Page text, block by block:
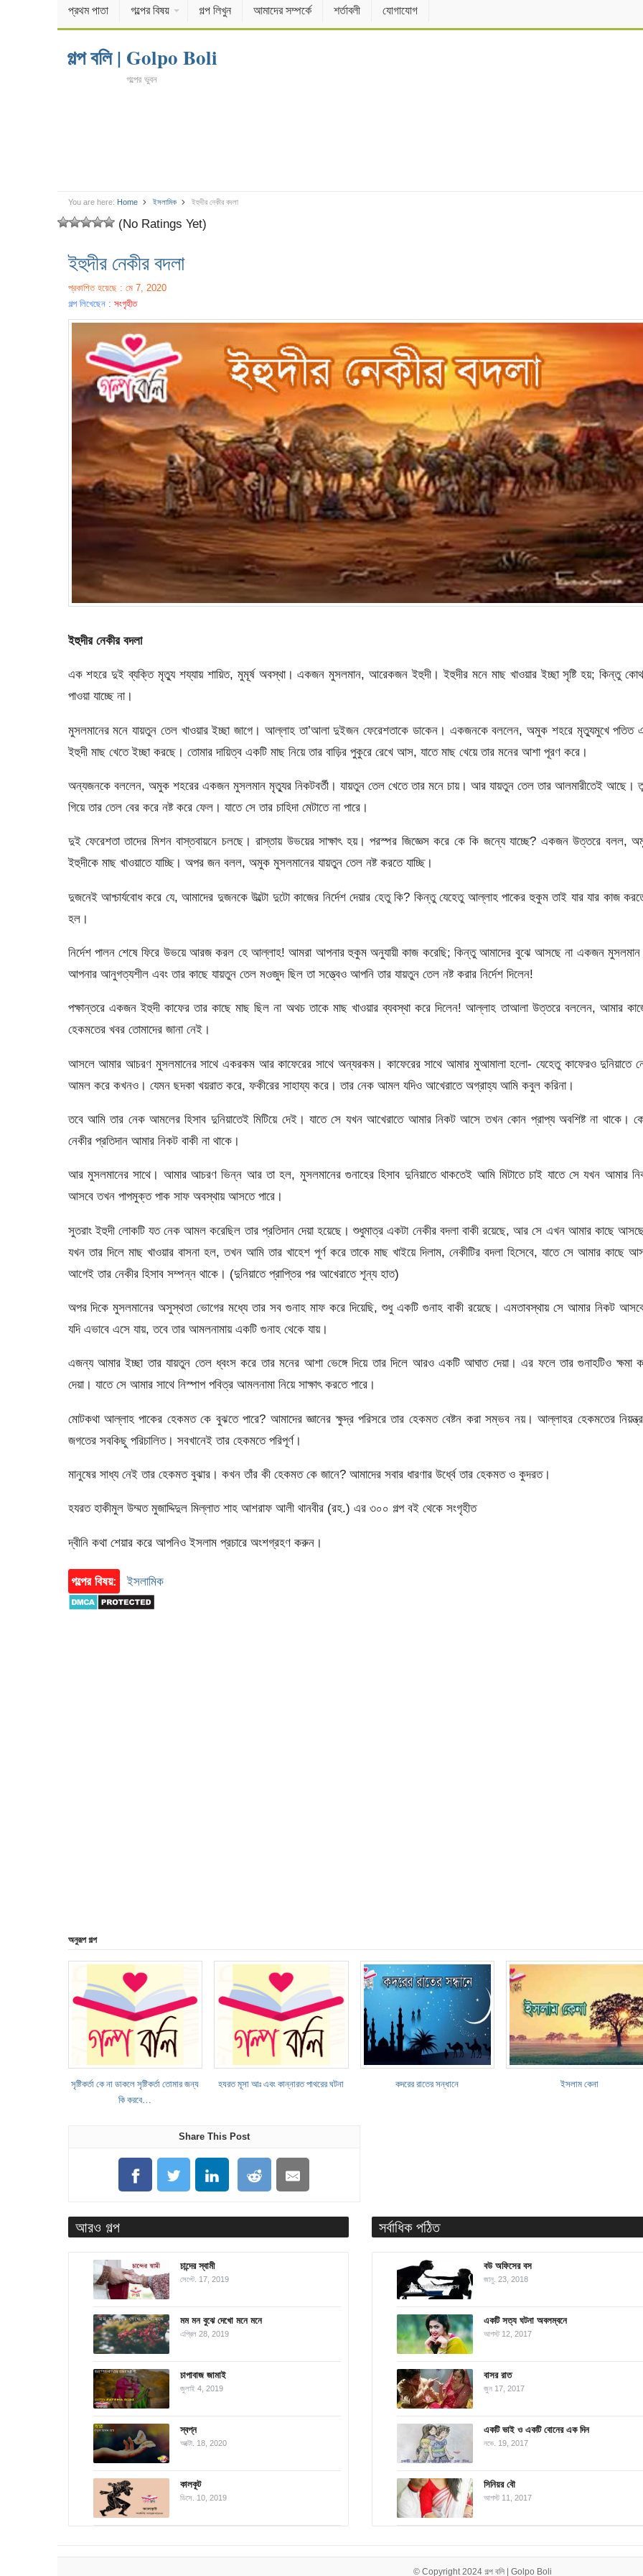
প্রথম পাতা গল্পের বিষয় গল্প লিখুন আমাদের সম্পর্কে শর্তাবলী যোগাযোগ
গল্প বলি | Golpo Boli
গল্পের ভুবন
You are here: Home ইসলামিক ইহুদীর নেকীর বদলা
(No Ratings Yet)
ইহুদীর নেকীর বদলা
প্রকাশিত হয়েছে : মে 7, 2020
গল্প লিখেছেন : সংগৃহীত
ইহুদীর নেকীর বদলা
এক শহরে দুই ব্যক্তি মৃত্যু শয্যায় শায়িত, মুমূর্ষ অবস্থা। একজন মুসলমান, আরেকজন ইহুদী। ইহুদীর মনে মাছ খাওয়ার ইচ্ছা সৃষ্টি হয়; কিন্তু
পাওয়া যাচ্ছে না।
মুসলমানের মনে যায়তুন তেল খাওয়ার ইচ্ছা জাগে। আল্লাহ তা’আলা দুইজন ফেরেশতাকে ডাকেন। একজনকে বললেন, অমুক শহরে মৃত্যুমুখে পতিত
ইহুদী মাছ খেতে ইচ্ছা করছে। তােমার দায়িত্ব একটি মাছ নিয়ে তার বাড়ির পুকুরে রেখে আস, যাতে মাছ খেয়ে তার মনের আশা পূরণ করে।
অন্যজনকে বললেন, অমুক শহরের একজন মুসলমান মৃত্যুর নিকটবর্তী। যায়তুন তেল খেতে তার মনে চায়। আর যায়তুন তেল তার আলমারীতেই আছে।
গিয়ে তার তেল বের করে নষ্ট করে ফেল। যাতে সে তার চাহিদা মেটাতে না পারে।
দুই ফেরেশতা তাদের মিশন বাস্তবায়নে চলছে। রাস্তায় উভয়ের সাক্ষাৎ হয়। পরস্পর জিজ্ঞেস করে কে কি জন্যে যাচ্ছে? একজন উত্তরে বলল,
ইহুদীকে মাছ খাওয়াতে যাচ্ছি। অপর জন বলল, অমুক মুসলমানের যায়তুন তেল নষ্ট করতে যাচ্ছি।
দুজনেই আশ্চার্যবােধ করে যে, আমাদের দুজনকে উল্টো দুটো কাজের নির্দেশ দেয়ার হেতু কি? কিন্তু যেহেতু আল্লাহ পাকের হুকুম তাই যার যার কাজ
হল।
নির্দেশ পালন শেষে ফিরে উভয়ে আরজ করল হে আল্লাহ! আমরা আপনার হুকুম অনুযায়ী কাজ করেছি; কিন্তু আমাদের বুঝে আসছে না একজন মুসলমান
আপনার আনুগত্যশীল এবং তার কাছে যায়তুন তেল মওজুদ ছিল তা সত্ত্বেও আপনি তার যায়তুন তেল নষ্ট করার নির্দেশ দিলেন!
পক্ষান্তরে একজন ইহুদী কাফের তার কাছে মাছ ছিল না অথচ তাকে মাছ খাওয়ার ব্যবস্থা করে দিলেন! আল্লাহ তাআলা উত্তরে বললেন, আমার
হেকমতের খবর তােমাদের জানা নেই।
আসলে আমার আচরণ মুসলমানের সাথে একরকম আর কাফেরের সাথে অন্যরকম। কাফেরের সাথে আমার মুআমালা হলাে- যেহেতু কাফেরও দুনিয়াতে
আমল করে কখনও। যেমন ছদকা খয়রাত করে, ফকীরের সাহায্য করে। তার নেক আমল যদিও আখেরাতে অগ্রাহ্য আমি কবুল করিনা।
তবে আমি তার নেক আমলের হিসাব দুনিয়াতেই মিটিয়ে দেই। যাতে সে যখন আখেরাতে আমার নিকট আসে তখন কোন প্রাপ্য অবশিষ্ট না থাকে।
নেকীর প্রতিদান আমার নিকট বাকী না থাকে।
আর মুসলমানের সাথে। আমার আচরণ ভিন্ন আর তা হল, মুসলমানের গুনাহের হিসাব দুনিয়াতে থাকতেই আমি মিটাতে চাই যাতে সে যখন আমার
আসবে তখন পাপমুক্ত পাক সাফ অবস্থায় আসতে পারে।
সুতরাং ইহুদী লােকটি যত নেক আমল করেছিল তার প্রতিদান দেয়া হয়েছে। শুধুমাত্র একটা নেকীর বদলা বাকী রয়েছে, আর সে এখন আমার কাছে
যখন তার দিলে মাছ খাওয়ার বাসনা হল, তখন আমি তার খাহেশ পূর্ণ করে তাকে মাছ খাইয়ে দিলাম, নেকীটির বদলা হিসেবে, যাতে সে আমার কাছে
আগেই তার নেকীর হিসাব সম্পন্ন থাকে। (দুনিয়াতে প্রাপ্তির পর আখেরাতে শূন্য হাত)
অপর দিকে মুসলমানের অসুস্থতা ভােগের মধ্যে তার সব গুনাহ মাফ করে দিয়েছি, শুধু একটি গুনাহ বাকী রয়েছে। এমতাবস্থায় সে আমার নিকট
যদি এভাবে এসে যায়, তবে তার আমলনামায় একটি গুনাহ থেকে যায়।
এজন্য আমার ইচ্ছা তার যায়তুন তেল ধ্বংস করে তার মনের আশা ভেঙ্গে দিয়ে তার দিলে আরও একটি আঘাত দেয়া। এর ফলে তার গুনাহটিও ক্ষমা
দেয়া। যাতে সে আমার সাথে নিস্পাপ পবিত্র আমলনামা নিয়ে সাক্ষাৎ করতে পারে।
মােটকথা আল্লাহ পাকের হেকমত কে বুঝতে পারে? আমাদের জ্ঞানের ক্ষুদ্র পরিসরে তার হেকমত বেষ্টন করা সম্ভব নয়। আল্লাহর হেকমতের
জগতের সবকিছু পরিচালিত। সবখানেই তার হেকমতে পরিপূর্ণ।
মানুষের সাধ্য নেই তার হেকমত বুঝার। কখন তাঁর কী হেকমত কে জানে? আমাদের সবার ধারণার উর্ধ্বে তার হেকমত ও কুদরত।
হযরত হাকীমুল উম্মত মুজাদ্দিদুল মিল্লাত শাহ আশরাফ আলী থানবীর (রহ.) এর ৩০০ গল্প বই থেকে সংগৃহীত
দ্বীনি কথা শেয়ার করে আপনিও ইসলাম প্রচারে অংশগ্রহণ করুন।
গল্পের বিষয়: ইসলামিক
অনুরূপ গল্প
সৃষ্টিকর্তা কে না ডাকলে সৃষ্টিকর্তা তোমার জন্য
কি করবে…
হযরত মূসা আঃ এবং কান্নারত পাথরের ঘটনা কদরের রাতের সন্ধানে ইসলাম কেনা
Share This Post
আরও গল্প
চান্দের স্বামী
সেপ্টে. 17, 2019
মম মন বুঝে দেখো মনে মনে
এপ্রিল 28, 2019
চাপাবাজ জামাই
জুলাই 4, 2019
স্বপ্ন
অক্টো. 18, 2020
কালকূট
ডিসে. 10, 2019
সর্বাধিক পঠিত
বউ অফিসের বস
জানু. 23, 2018
একটি সত্য ঘটনা অবলম্বনে
আগস্ট 12, 2017
বাসর রাত
জুন 17, 2017
একটি ভাই ও একটি বোনের এক দিন
নভে. 19, 2017
সিনিয়র বৌ
আগস্ট 11, 2017
© Copyright 2024 গল্প বলি | Golpo Boli